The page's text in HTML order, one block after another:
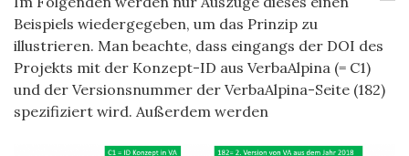
Beispiels wiedergegeben, um das Prinzip zu
illustrieren. Man beachte, dass eingangs der DOI des
Projekts mit der Konzept-ID aus VerbaAlpina (= C1)
und der Versionsnummer der VerbaAlpina-Seite (182)
spezifiziert wird. Außerdem werden